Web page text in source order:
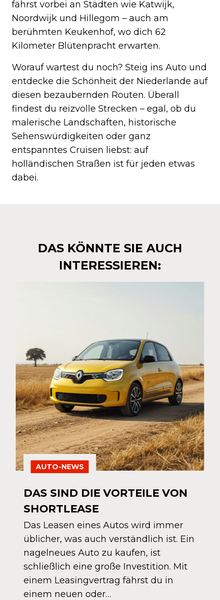
fährst vorbei an Städten wie Katwijk,
Noordwijk und Hillegom – auch am
berühmten Keukenhof, wo dich 62
Kilometer Blütenpracht erwarten.
Worauf wartest du noch? Steig ins Auto und
entdecke die Schönheit der Niederlande auf
diesen bezaubernden Routen. Überall
findest du reizvolle Strecken – egal, ob du
malerische Landschaften, historische
Sehenswürdigkeiten oder ganz
entspanntes Cruisen liebst: auf
holländischen Straßen ist für jeden etwas
dabei.
DAS KÖNNTE SIE AUCH
INTERESSIEREN:
AUTO-NEWS
DAS SIND DIE VORTEILE VON
SHORTLEASE
Das Leasen eines Autos wird immer
üblicher, was auch verständlich ist. Ein
nagelneues Auto zu kaufen, ist
schließlich eine große Investition. Mit
einem Leasingvertrag fährst du in
einem neuen oder…